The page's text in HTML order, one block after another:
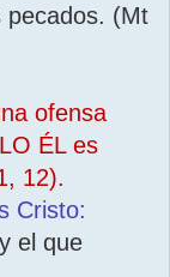
pecados. (Mt
ofensa
ÉL es
12).
Cristo:
el que